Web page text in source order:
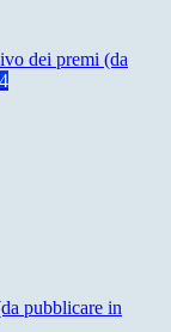
dei premi (da
4
pubblicare in